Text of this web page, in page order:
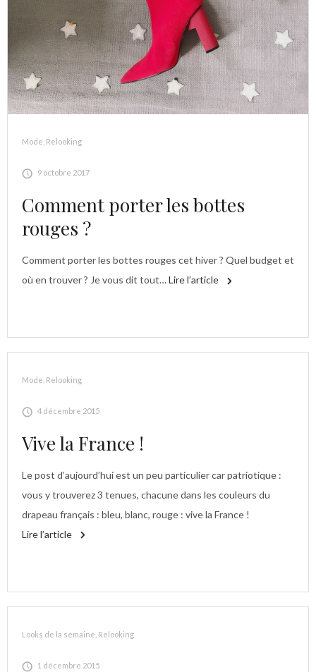
Mode Relooking
9 octobre 2017
Comment porter les bottes
rouges ?
Comment porter les bottes rouges cet hiver ? Quel budget et
où en trouver ? Je vous dit tout…Lire l’article
Mode Relooking
4 décembre 2015
Vive la France !
Le post d’aujourd’hui est un peu particulier car patriotique :
vous y trouverez 3 tenues, chacune dans les couleurs du
drapeau français : bleu, blanc, rouge : vive la France !
Lire l’article
Looks de la semaine Relooking
1 décembre 2015